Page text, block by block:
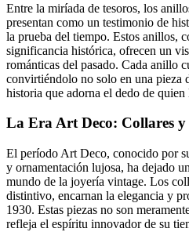
Entre la miríada de tesoros, los
presentan como un testimonio de
la prueba del tiempo. Estos anillos,
significancia histórica, ofrecen un
románticas del pasado. Cada anillo
convirtiéndolo no solo en una pieza
historia que adorna el dedo de quien
La Era Art Deco: Collares
El período Art Deco, conocido por
y ornamentación lujosa, ha dejado
mundo de la joyería vintage. Los
distintivo, encarnan la elegancia y
1930. Estas piezas no son
refleja el espíritu innovador de su